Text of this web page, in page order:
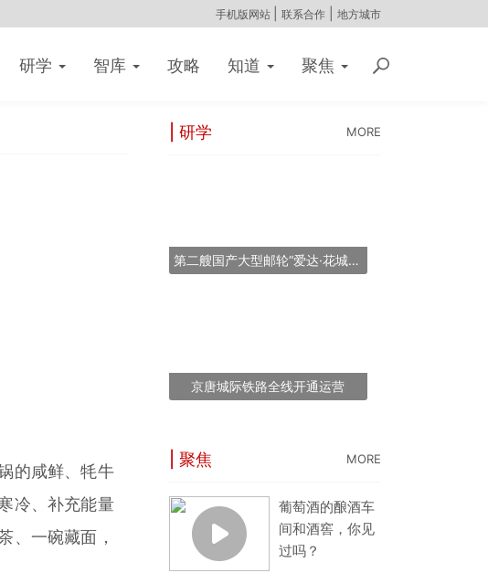
手机版网站 联系合作 地方城市
研学 智库 攻略 知道 聚焦
的咸鲜、牦牛
冷、补充能量
、一碗藏面，
| 研学 MORE
第二艘国产大型邮轮“爱达·花城号”将于2026年11月6日提前交付
京唐城际铁路全线开通运营
| 聚焦 MORE
葡萄酒的酿酒车
间和酒窖，你见
过吗？